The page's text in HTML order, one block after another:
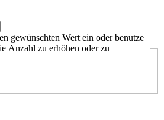
gewünschten Wert ein oder benutze
Anzahl zu erhöhen oder zu